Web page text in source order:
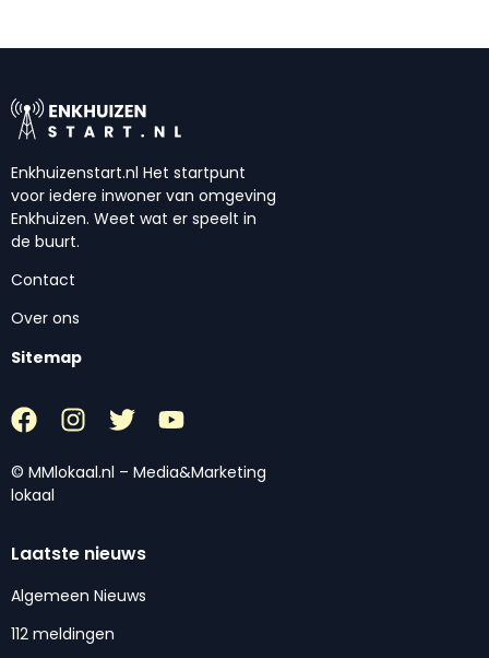
Enkhuizenstart.nl Het startpunt
voor iedere inwoner van omgeving
Enkhuizen. Weet wat er speelt in
de buurt.
Contact
Over ons
Sitemap
© MMlokaal.nl – Media&Marketing
lokaal
Laatste nieuws
Algemeen Nieuws
112 meldingen